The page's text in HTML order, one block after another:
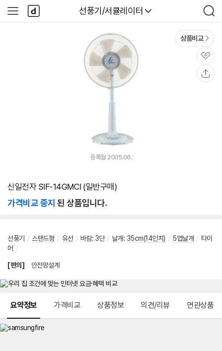
다나와
선풍기/서큘레이터
검
색
사
이
다
나
와
상품비교
관
심
등록월 2005.06.
신일전자 SIF-14GMCI (일반구매)
가격비교 중지 된 상품입니다.
선풍기 / 스탠드형 / 유선 / 바람: 3단 / 날개: 35cm(14인치) / 5엽날개 / 타이
머 /
[편의] 안전망설계
요약정보 가격비교 상품정보 의견/리뷰 연관상품